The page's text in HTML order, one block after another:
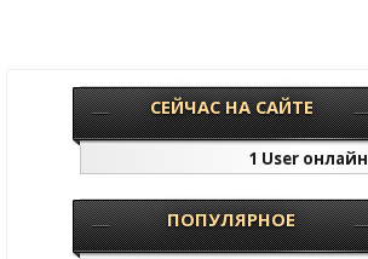
СЕЙЧАС НА САЙТЕ
1 User онлайн
ПОПУЛЯРНОЕ